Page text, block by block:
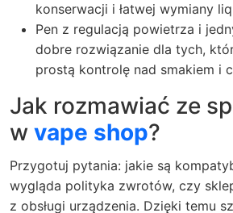
konserwacji i łatwej wymiany
Pen z regulacją powietrza i
dobre rozwiązanie dla tych,
prostą kontrolę nad smakiem i
Jak rozmawiać ze
w vape shop?
Przygotuj pytania: jakie są
wygląda polityka zwrotów, czy
z obsługi urządzenia. Dzięki temu